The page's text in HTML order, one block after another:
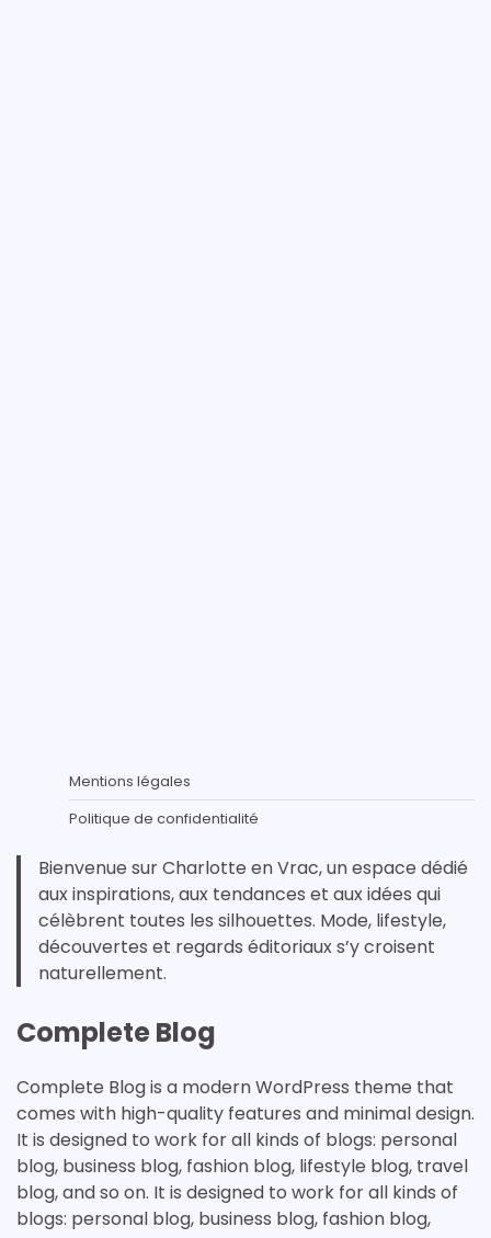
Mentions légales
Politique de confidentialité
Bienvenue sur Charlotte en Vrac, un espace dédié
aux inspirations, aux tendances et aux idées qui
célèbrent toutes les silhouettes. Mode, lifestyle,
découvertes et regards éditoriaux s’y croisent
naturellement.
Complete Blog
Complete Blog is a modern WordPress theme that
comes with high-quality features and minimal design.
It is designed to work for all kinds of blogs: personal
blog, business blog, fashion blog, lifestyle blog, travel
blog, and so on. It is designed to work for all kinds of
blogs: personal blog, business blog, fashion blog,